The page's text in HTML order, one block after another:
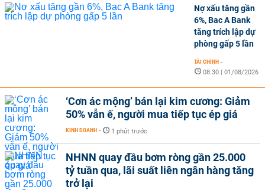
Nợ xấu tăng gần
6%, Bac A Bank
tăng trích lập dự
phòng gấp 5 lần
TÀI CHÍNH -
08:30 | 01/08/2026
‘Cơn ác mộng’ bán lại kim cương: Giảm
50% vẫn ế, người mua tiếp tục ép giá
KINH DOANH - 1 phút trước
NHNN quay đầu bơm ròng gần 25.000
tỷ tuần qua, lãi suất liên ngân hàng tăng
trở lại